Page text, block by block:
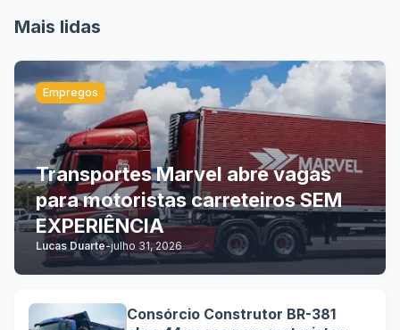
Mais lidas
Empregos
Transportes Marvel abre vagas
para motoristas carreteiros SEM
EXPERIÊNCIA
Lucas Duarte-julho 31, 2026
Consórcio Construtor BR-381